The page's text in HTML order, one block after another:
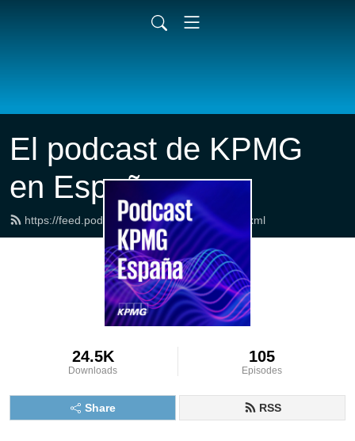
El podcast de KPMG
en España
https://feed.podbean.com/kpmginspain/feed.xml
24.5K
Downloads
105
Episodes
Share RSS